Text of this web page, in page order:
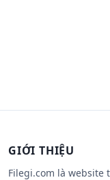
GIỚI THIỆU
Filegi.com là